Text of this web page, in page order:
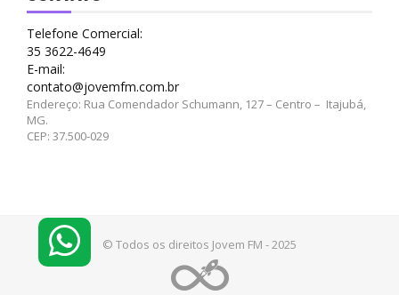
Telefone Comercial:
35 3622-4649
E-mail:
contato@jovemfm.com.br
Endereço: Rua Comendador Schumann, 127 – Centro – Itajubá,
MG.
CEP: 37.500-029
© Todos os direitos Jovem FM - 2025